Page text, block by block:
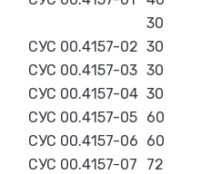
30
СУС 00.4157-02 30
СУС 00.4157-03 30
СУС 00.4157-04 30
СУС 00.4157-05 60
СУС 00.4157-06 60
СУС 00.4157-07
72